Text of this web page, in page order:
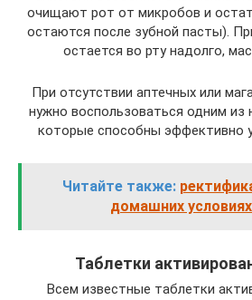
очищают рот от микробов и
остаются после зубной пасты).
остается во рту надолго,
При отсутствии аптечных или
нужно воспользоваться одним из
которые способны эффективно
Читайте также:
домашних
Таблетки
Всем известные таблетки